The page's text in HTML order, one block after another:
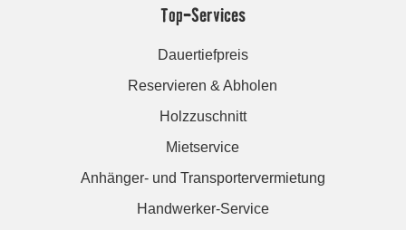
Top-Services
Dauertiefpreis
Reservieren & Abholen
Holzzuschnitt
Mietservice
Anhänger- und Transportervermietung
Handwerker-Service